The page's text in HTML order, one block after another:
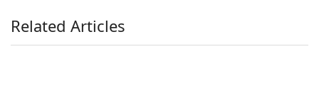
Related Articles